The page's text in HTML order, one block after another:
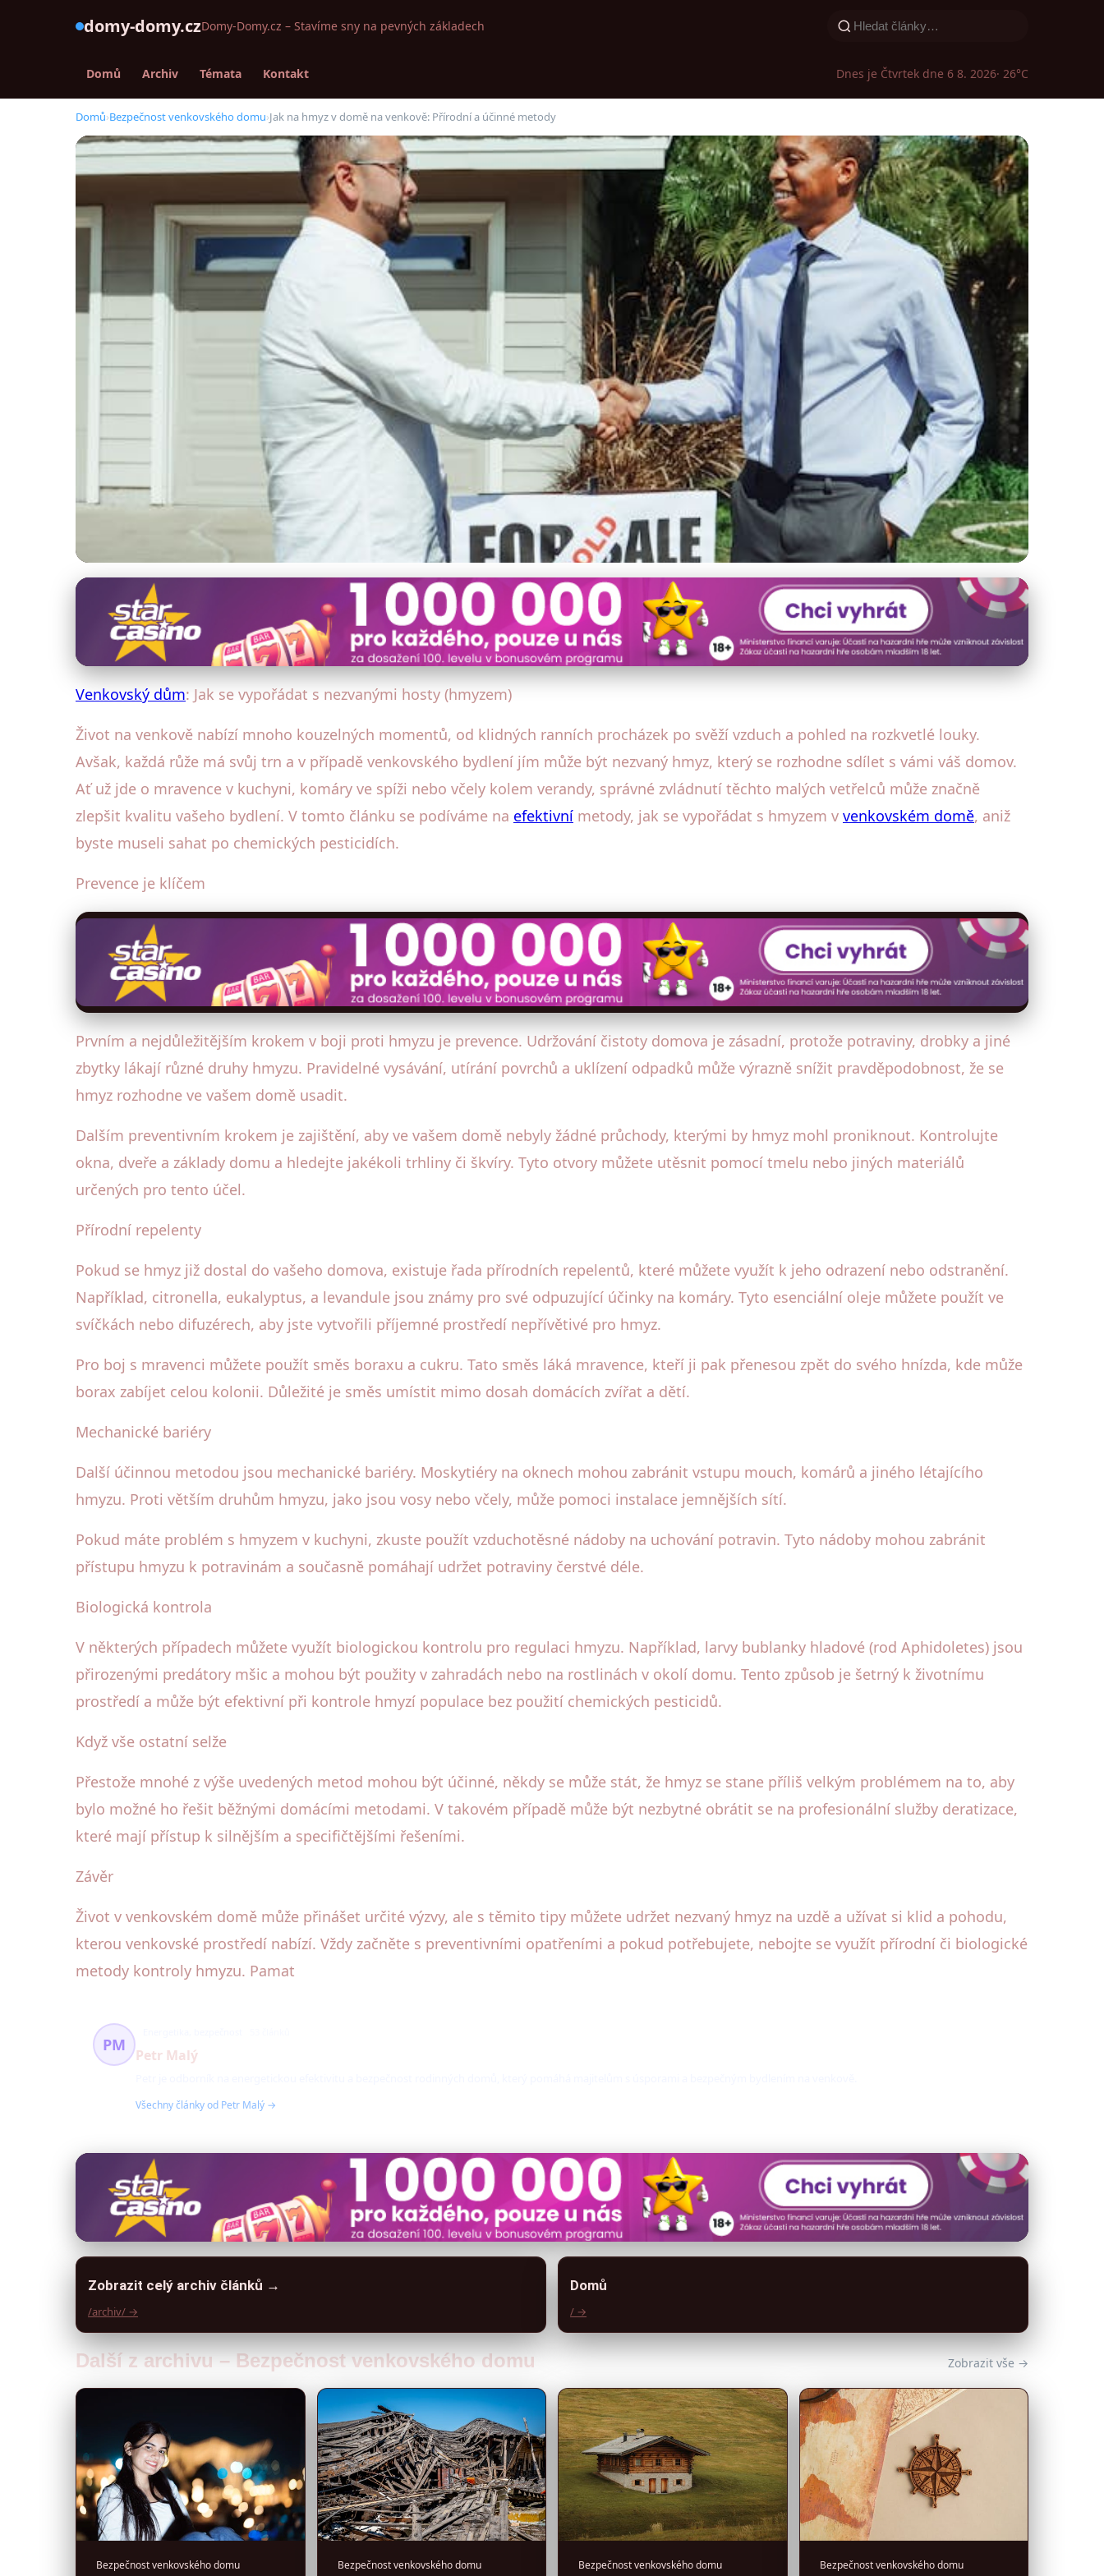
domy-domy.czDomy-Domy.cz – Stavíme sny na pevných základech
Domů Archiv Témata Kontakt Dnes je Čtvrtek dne 6 8. 2026· 26°C
Domů›Bezpečnost venkovského domu›Jak na hmyz v domě na venkově: Přírodní a účinné metody
Bezpečnost venkovského domu
Jak na hmyz v domě na venkově: Přírodní a účinné metody
18. 1. 2026· 5 min čtení · Autor: Petr Malý
Venkovský dům: Jak se vypořádat s nezvanými hosty (hmyzem)
Život na venkově nabízí mnoho kouzelných momentů, od klidných ranních procházek po svěží vzduch a pohled na rozkvetlé louky.
Avšak, každá růže má svůj trn a v případě venkovského bydlení jím může být nezvaný hmyz, který se rozhodne sdílet s vámi váš domov.
Ať už jde o mravence v kuchyni, komáry ve spíži nebo včely kolem verandy, správné zvládnutí těchto malých vetřelců může značně
zlepšit kvalitu vašeho bydlení. V tomto článku se podíváme na efektivní metody, jak se vypořádat s hmyzem v venkovském domě, aniž
byste museli sahat po chemických pesticidích.
Prevence je klíčem
Prvním a nejdůležitějším krokem v boji proti hmyzu je prevence. Udržování čistoty domova je zásadní, protože potraviny, drobky a jiné
zbytky lákají různé druhy hmyzu. Pravidelné vysávání, utírání povrchů a uklízení odpadků může výrazně snížit pravděpodobnost, že se
hmyz rozhodne ve vašem domě usadit.
Dalším preventivním krokem je zajištění, aby ve vašem domě nebyly žádné průchody, kterými by hmyz mohl proniknout. Kontrolujte
okna, dveře a základy domu a hledejte jakékoli trhliny či škvíry. Tyto otvory můžete utěsnit pomocí tmelu nebo jiných materiálů
určených pro tento účel.
Přírodní repelenty
Pokud se hmyz již dostal do vašeho domova, existuje řada přírodních repelentů, které můžete využít k jeho odrazení nebo odstranění.
Například, citronella, eukalyptus, a levandule jsou známy pro své odpuzující účinky na komáry. Tyto esenciální oleje můžete použít ve
svíčkách nebo difuzérech, aby jste vytvořili příjemné prostředí nepřívětivé pro hmyz.
Pro boj s mravenci můžete použít směs boraxu a cukru. Tato směs láká mravence, kteří ji pak přenesou zpět do svého hnízda, kde může
borax zabíjet celou kolonii. Důležité je směs umístit mimo dosah domácích zvířat a dětí.
Mechanické bariéry
Další účinnou metodou jsou mechanické bariéry. Moskytiéry na oknech mohou zabránit vstupu mouch, komárů a jiného létajícího
hmyzu. Proti větším druhům hmyzu, jako jsou vosy nebo včely, může pomoci instalace jemnějších sítí.
Pokud máte problém s hmyzem v kuchyni, zkuste použít vzduchotěsné nádoby na uchování potravin. Tyto nádoby mohou zabránit
přístupu hmyzu k potravinám a současně pomáhají udržet potraviny čerstvé déle.
Biologická kontrola
V některých případech můžete využít biologickou kontrolu pro regulaci hmyzu. Například, larvy bublanky hladové (rod Aphidoletes) jsou
přirozenými predátory mšic a mohou být použity v zahradách nebo na rostlinách v okolí domu. Tento způsob je šetrný k životnímu
prostředí a může být efektivní při kontrole hmyzí populace bez použití chemických pesticidů.
Když vše ostatní selže
Přestože mnohé z výše uvedených metod mohou být účinné, někdy se může stát, že hmyz se stane příliš velkým problémem na to, aby
bylo možné ho řešit běžnými domácími metodami. V takovém případě může být nezbytné obrátit se na profesionální služby deratizace,
které mají přístup k silnějším a specifičtějšími řešeními.
Závěr
Život v venkovském domě může přinášet určité výzvy, ale s těmito tipy můžete udržet nezvaný hmyz na uzdě a užívat si klid a pohodu,
kterou venkovské prostředí nabízí. Vždy začněte s preventivními opatřeními a pokud potřebujete, nebojte se využít přírodní či biologické
metody kontroly hmyzu. Pamat
PM
Petr Malý
Všechny články od Petr Malý →
Zobrazit celý archiv článků →
/archiv/ →
Domů
/ →
Další z archivu – Bezpečnost venkovského domu Zobrazit vše →
Bezpečnost venkovského domu Bezpečnost venkovského domu Bezpečnost venkovského domu Bezpečnost venkovského domu